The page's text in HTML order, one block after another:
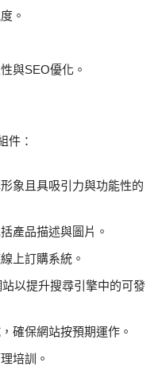
。
與SEO優化。
件：
象且具吸引力與功能性的
產品描述與圖片。
上訂購系統。
以提升搜尋引擎中的可發
確保網站按預期運作。
培訓。